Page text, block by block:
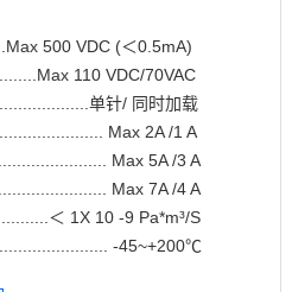
500 VDC (＜0.5mA)
110 VDC/70VAC
单针/ 同时加载
Max 2A /1 A
Max 5A /3 A
Max 7A /4 A
＜ 1X 10 -9 Pa*m³/S
-45~+200℃